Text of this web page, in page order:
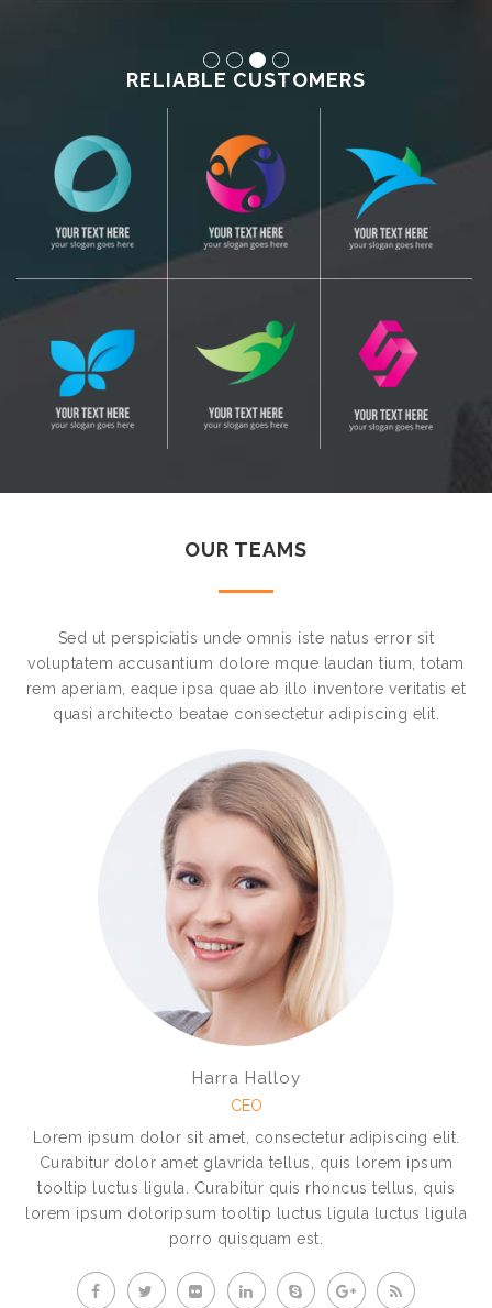
RELIABLE CUSTOMERS
OUR TEAMS
Sed ut perspiciatis unde omnis iste natus error sit
voluptatem accusantium dolore mque laudan tium, totam
rem aperiam, eaque ipsa quae ab illo inventore veritatis et
quasi architecto beatae consectetur adipiscing elit.
Harra Halloy
CEO
Lorem ipsum dolor sit amet, consectetur adipiscing elit.
Curabitur dolor amet glavrida tellus, quis lorem ipsum
tooltip luctus ligula. Curabitur quis rhoncus tellus, quis
lorem ipsum doloripsum tooltip luctus ligula luctus ligula
porro quisquam est.